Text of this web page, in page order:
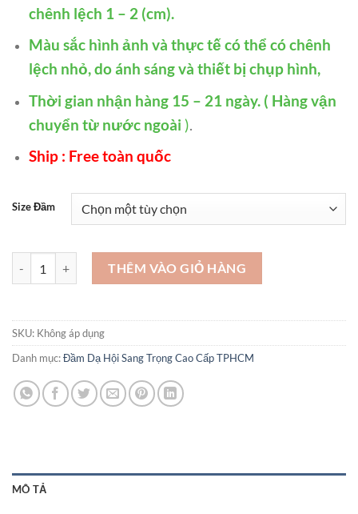
chênh lệch 1 – 2 (cm).
Màu sắc hình ảnh và thực tế có thể có chênh
lệch nhỏ, do ánh sáng và thiết bị chụp hình,
Thời gian nhận hàng 15 – 21 ngày. ( Hàng vận
chuyển từ nước ngoài ).
Ship : Free toàn quốc
Size Đầm
Đầm dạ hội cao cấp - Mẫu đầm dạ hội mới nhất - VDH13 số lượng
THÊM VÀO GIỎ HÀNG
SKU: Không áp dụng
Danh mục:Đầm Dạ Hội Sang Trọng Cao Cấp TPHCM
MÔ TẢ